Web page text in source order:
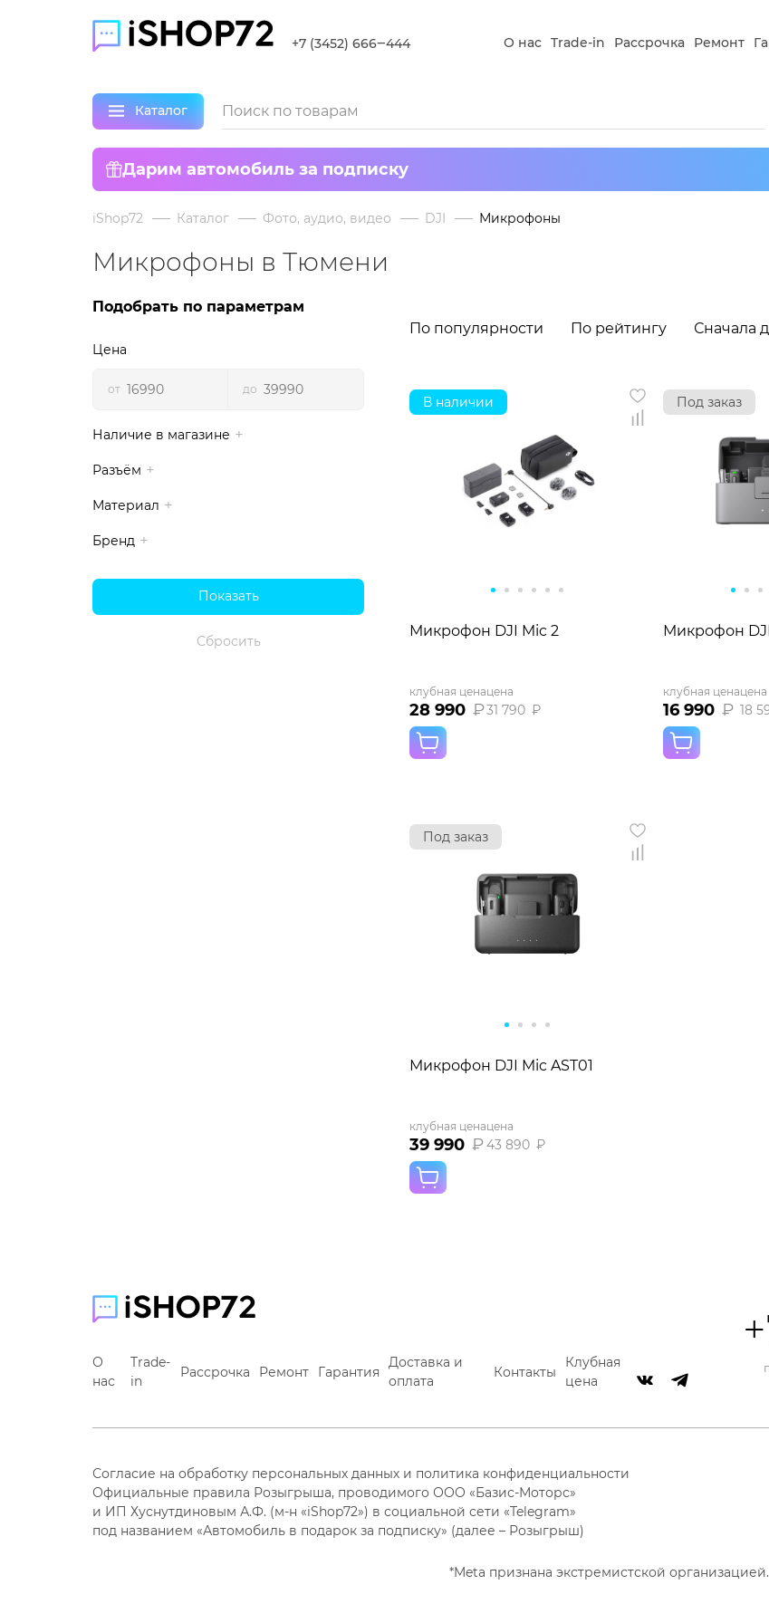
+7 (3452) 666‒444 О нас Trade-in Рассрочка Ремонт
Каталог
Дарим автомобиль за подписку
iShop72 Каталог Фото, аудио, видео DJI Микрофоны
Микрофоны в Тюмени
Подобрать по параметрам
Цена
от до
Наличие в магазине
Разъём
Материал
Бренд
По популярности По рейтингу Сначала
В наличии
Микрофон DJI Mic 2
клубная цена
28 990 ₽
цена
31 790 ₽
Под заказ
Микрофон
клубная цена
16 990 ₽
цена
18
Под заказ
Микрофон DJI Mic AST01
клубная цена
39 990 ₽
цена
43 890 ₽
О
нас
Trade-
in
Рассрочка Ремонт Гарантия
Доставка и
оплата
Контакты
Клубная
цена
Согласие на обработку персональных данных и политика конфиденциальности
Официальные правила Розыгрыша, проводимого ООО «Базис-Моторс»
и ИП Хуснутдиновым А.Ф. (м-н «iShop72») в социальной сети «Telegram»
под названием «Автомобиль в подарок за подписку» (далее – Розыгрыш)
*Meta признана экстремистской организацией.